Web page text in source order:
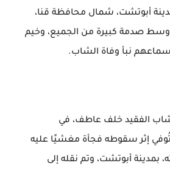
أبوتشت، شمال محافظة قنا،
وسط صدمة كبيرة من الجميع، وخيم
سماعهم نبأ وفاة الشاب.
الفقيد خلف عاطف، في
إثر سقوطه فجأة مغشيًا عليه
بمدينة أبوتشت، وتم نقله إلى